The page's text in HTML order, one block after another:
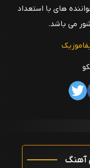
های با استعداد
می باشد.
آهنگ